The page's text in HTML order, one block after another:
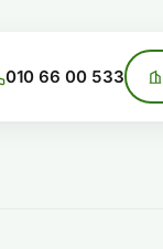
010 66 00 533